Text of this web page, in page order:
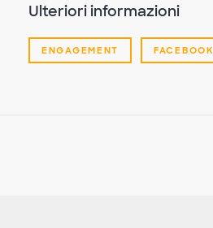
Ulteriori informazioni
ENGAGEMENT FACEBOOK